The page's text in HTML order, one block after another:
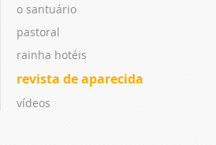
o santuário
pastoral
rainha hotéis
revista de aparecida
vídeos